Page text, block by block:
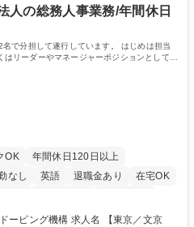
人の総務人事業務/年間休日
で分担して遂行しています。 はじめは担当
リーダーやマネージャーポジションとして活
OK
年間休日120日以上
なし 英語 退職金あり
在宅OK
求人名 【東京／文京